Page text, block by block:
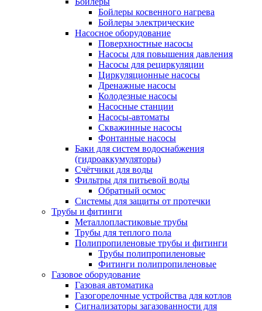
Бойлеры косвенного нагрева
Бойлеры электрические
Насосное оборудование
Поверхностные насосы
Насосы для повышения давления
Насосы для рециркуляции
Циркуляционные насосы
Дренажные насосы
Колодезные насосы
Насосные станции
Насосы-автоматы
Скважинные насосы
Фонтанные насосы
Баки для систем водоснабжения
(гидроаккумуляторы)
Счётчики для воды
Фильтры для питьевой воды
Обратный осмос
Системы для защиты от протечки
Трубы и фитинги
Металлопластиковые трубы
Трубы для теплого пола
Полипропиленовые трубы и фитинги
Трубы полипропиленовые
Фитинги полипропиленовые
Газовое оборудование
Газовая автоматика
Газогорелочные устройства для котлов
Сигнализаторы загазованности для